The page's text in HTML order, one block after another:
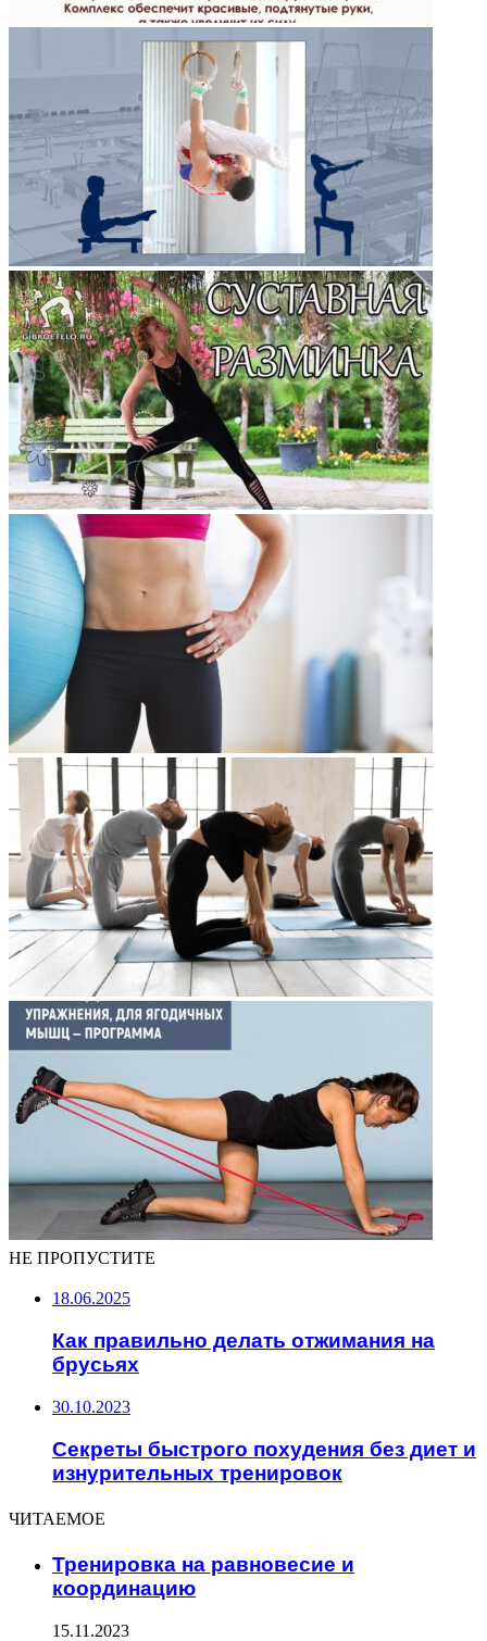
НЕ ПРОПУСТИТЕ
18.06.2025
Как правильно делать отжимания на
брусьях
30.10.2023
Секреты быстрого похудения без диет и
изнурительных тренировок
ЧИТАЕМОЕ
Тренировка на равновесие и
координацию
15.11.2023